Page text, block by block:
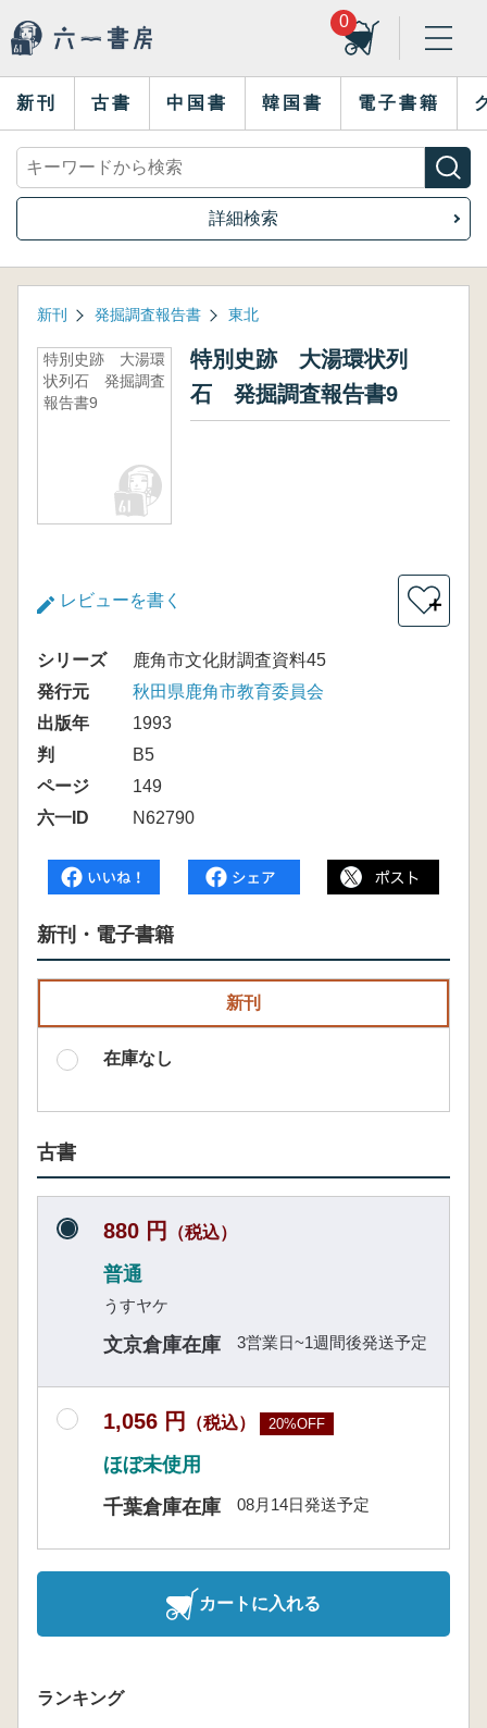
0
新刊 古書 中国書 韓国書 電子書籍
詳細検索
新刊 発掘調査報告書 東北
特別史跡 大湯環
状列石 発掘調査
報告書9
特別史跡 大湯環状列
石 発掘調査報告書9
レビューを書く ＋
シリーズ
鹿角市文化財調査資料45
発行元
秋田県鹿角市教育委員会
出版年
1993
判
B5
ページ
149
六一ID
N62790
新刊・電子書籍
新刊
在庫なし
古書
880 円 （税込）
普通
うすヤケ
文京倉庫在庫 3営業日~1週間後発送予定
1,056 円 （税込） 20%OFF
ほぼ未使用
千葉倉庫在庫
08月14日発送予定
カートに入れる
ランキング